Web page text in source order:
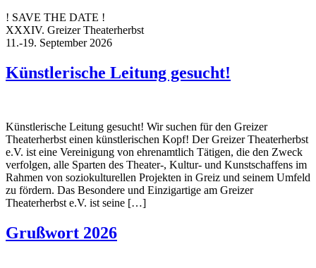
! SAVE THE DATE !
XXXIV. Greizer Theaterherbst
11.-19. September 2026
Künstlerische Leitung gesucht!
Künstlerische Leitung gesucht! Wir suchen für den Greizer
Theaterherbst einen künstlerischen Kopf! Der Greizer Theaterherbst
e.V. ist eine Vereinigung von ehrenamtlich Tätigen, die den Zweck
verfolgen, alle Sparten des Theater-, Kultur- und Kunstschaffens im
Rahmen von soziokulturellen Projekten in Greiz und seinem Umfeld
zu fördern. Das Besondere und Einzigartige am Greizer
Theaterherbst e.V. ist seine […]
Grußwort 2026